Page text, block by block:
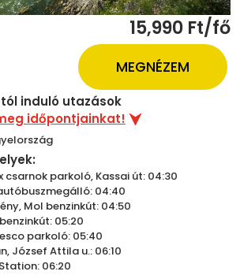
15,990 Ft/fő
MEGNÉZEM
induló utazások
időpontjainkat!
csarnok parkoló, Kassai út: 04:30
04:40
Mol benzinkút: 04:50
05:20
parkoló: 05:40
József Attila u.: 06:10
06:20